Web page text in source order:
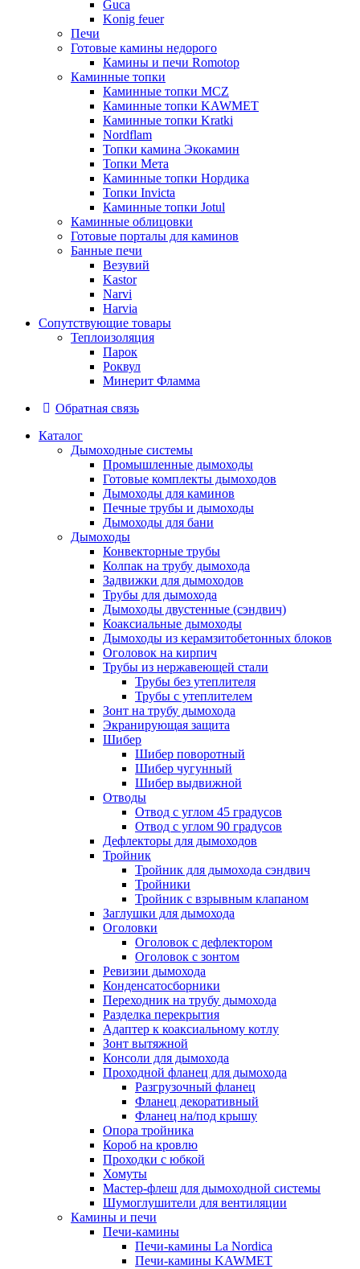
Guca
Konig feuer
Печи
Готовые камины недорого
Камины и печи Romotop
Каминные топки
Каминные топки MCZ
Каминные топки KAWMET
Каминные топки Kratki
Nordflam
Топки камина Экокамин
Топки Мета
Каминные топки Нордика
Топки Invicta
Каминные топки Jotul
Каминные облицовки
Готовые порталы для каминов
Банные печи
Везувий
Kastor
Narvi
Harvia
Сопутствующие товары
Теплоизоляция
Парок
Роквул
Минерит Фламма
Обратная связь
Каталог
Дымоходные системы
Промышленные дымоходы
Готовые комплекты дымоходов
Дымоходы для каминов
Печные трубы и дымоходы
Дымоходы для бани
Дымоходы
Конвекторные трубы
Колпак на трубу дымохода
Задвижки для дымоходов
Трубы для дымохода
Дымоходы двустенные (сэндвич)
Коаксиальные дымоходы
Дымоходы из керамзитобетонных блоков
Оголовок на кирпич
Трубы из нержавеющей стали
Трубы без утеплителя
Трубы с утеплителем
Зонт на трубу дымохода
Экранирующая защита
Шибер
Шибер поворотный
Шибер чугунный
Шибер выдвижной
Отводы
Отвод с углом 45 градусов
Отвод с углом 90 градусов
Дефлекторы для дымоходов
Тройник
Тройник для дымохода сэндвич
Тройники
Тройник с взрывным клапаном
Заглушки для дымохода
Оголовки
Оголовок с дефлектором
Оголовок с зонтом
Ревизии дымохода
Конденсатосборники
Переходник на трубу дымохода
Разделка перекрытия
Адаптер к коаксиальному котлу
Зонт вытяжной
Консоли для дымохода
Проходной фланец для дымохода
Разгрузочный фланец
Фланец декоративный
Фланец на/под крышу
Опора тройника
Короб на кровлю
Проходки с юбкой
Хомуты
Мастер-флеш для дымоходной системы
Шумоглушители для вентиляции
Камины и печи
Печи-камины
Печи-камины La Nordica
Печи-камины KAWMET